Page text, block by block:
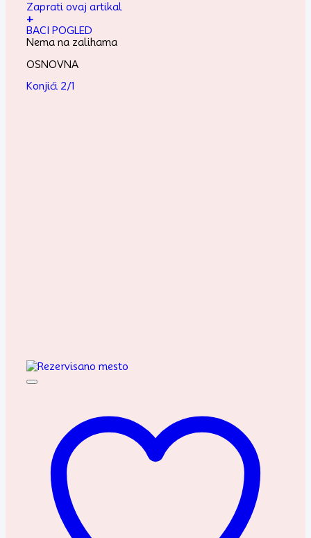
Zaprati ovaj artikal
+
BACI POGLED
Nema na zalihama
OSNOVNA
Konjići 2/1